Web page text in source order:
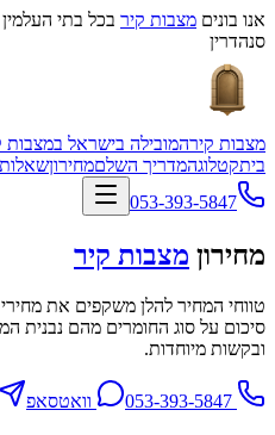
אנו בונים מצבות קיר בכל בתי
סנהדרין
מצבות קירהמובילה בישראל במצבות
ביתקטלוגהמדריך השלםמחירון
053-393-5847
מחירון מצבות קיר
טווחי המחיר להלן משקפים את
סיכום על סוג החומרים מהם נבנית
ובקשות מיוחדות.
וואטסאפ